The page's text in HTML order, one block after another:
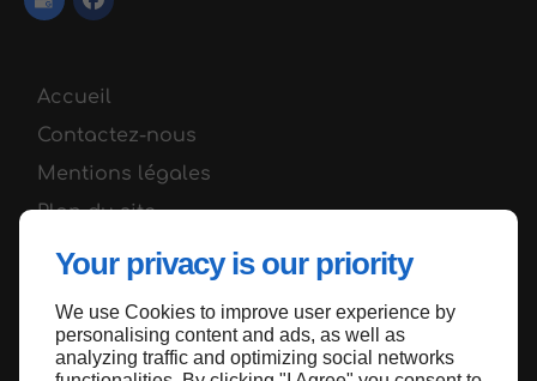
Your privacy is our priority
We use Cookies to improve user experience by
personalising content and ads, as well as
analyzing traffic and optimizing social networks
Accueil
Contactez-nous
Mentions légales
Plan du site
Haut de page